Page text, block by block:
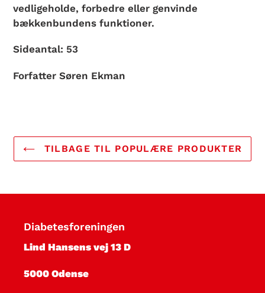
vedligeholde, forbedre eller genvinde
bækkenbundens funktioner.
Sideantal: 53
Forfatter Søren Ekman
TILBAGE TIL POPULÆRE PRODUKTER
Diabetesforeningen
Lind Hansens vej 13 D
5000 Odense